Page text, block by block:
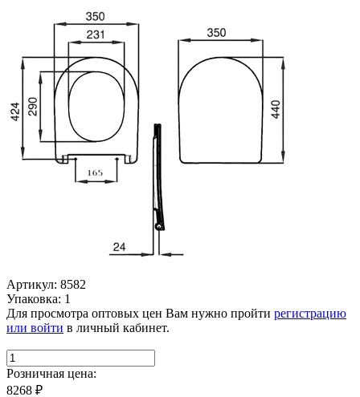
Артикул: 8582
Упаковка: 1
Для просмотра оптовых цен Вам нужно пройти регистрацию
или войти в личный кабинет.
Розничная цена:
8268 ₽